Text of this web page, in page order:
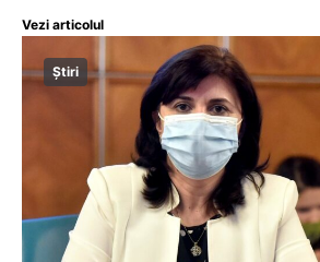
Vezi articolul
Știri